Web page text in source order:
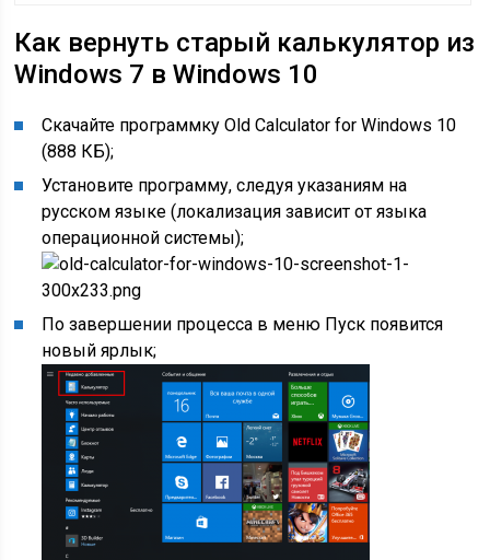
Как вернуть старый калькулятор из
Windows 7 в Windows 10
Скачайте программку Old Calculator for Windows 10
(888 КБ);
Установите программу, следуя указаниям на
русском языке (локализация зависит от языка
операционной системы);
По завершении процесса в меню Пуск появится
новый ярлык;